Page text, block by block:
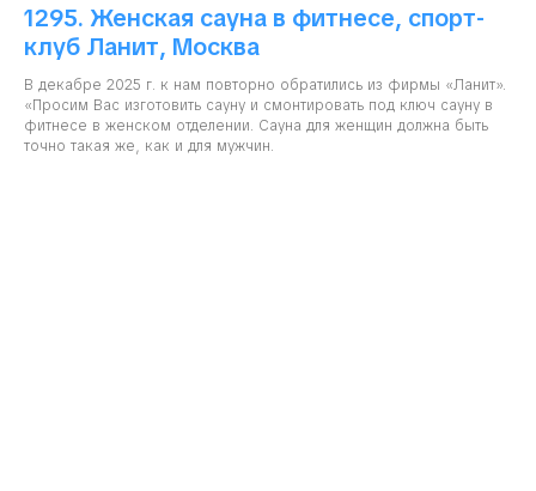
1295. Женская сауна в фитнесе, спорт-
клуб Ланит, Москва
В декабре 2025 г. к нам повторно обратились из фирмы «Ланит».
«Просим Вас изготовить сауну и смонтировать под ключ сауну в
фитнесе в женском отделении. Сауна для женщин должна быть
точно такая же, как и для мужчин.